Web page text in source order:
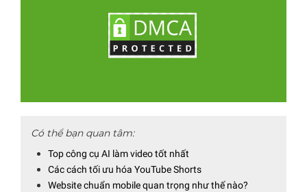
Có thể bạn quan tâm:
Top công cụ AI làm video tốt nhất
Các cách tối ưu hóa YouTube Shorts
Website chuẩn mobile quan trọng như thế nào?